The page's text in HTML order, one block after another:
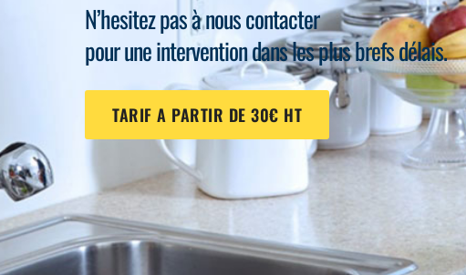
N’hesitez pas à nous contacter
pour une intervention dans les plus brefs délais.
TARIF A PARTIR DE 30€ HT